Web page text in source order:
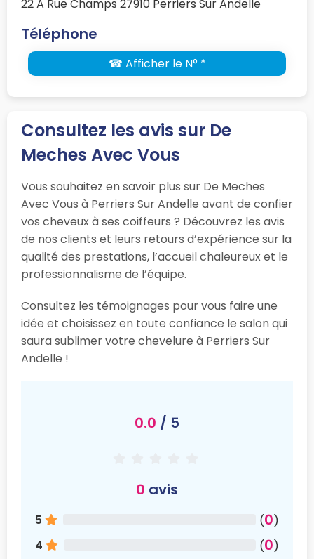
22 A Rue Champs 27910 Perriers Sur Andelle
Téléphone
☎ Afficher le N° *
Consultez les avis sur De
Meches Avec Vous
Vous souhaitez en savoir plus sur De Meches
Avec Vous à Perriers Sur Andelle avant de confier
vos cheveux à ses coiffeurs ? Découvrez les avis
de nos clients et leurs retours d’expérience sur la
qualité des prestations, l’accueil chaleureux et le
professionnalisme de l’équipe.
Consultez les témoignages pour vous faire une
idée et choisissez en toute confiance le salon qui
saura sublimer votre chevelure à Perriers Sur
Andelle !
0.0 / 5
0 avis
5 (0)
4
(0)